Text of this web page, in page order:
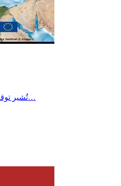
تُشير توقعات المعهد الوطني للرصد الجوي إلى تراجع طفيف جداً في درجات الحرارة يوم الأربعاء 22 جويلية 2026 خاصة بالمناطق الساحلية، مع استمرار الطقس شديد الحرارة بأغلب…